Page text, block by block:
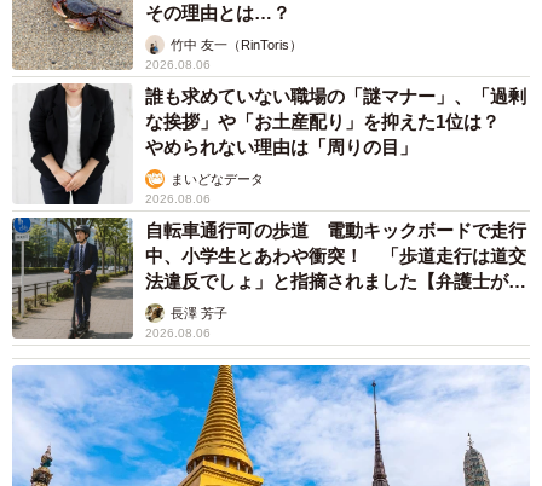
その理由とは…？
竹中 友一（RinToris）
2026.08.06
誰も求めていない職場の「謎マナー」、「過剰
な挨拶」や「お土産配り」を抑えた1位は？
やめられない理由は「周りの目」
まいどなデータ
2026.08.06
自転車通行可の歩道 電動キックボードで走行
中、小学生とあわや衝突！ 「歩道走行は道交
法違反でしょ」と指摘されました【弁護士が解
説】長澤 芳子
2026.08.06